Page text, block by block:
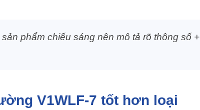
phẩm chiếu sáng nên mô tả rõ thông số +
V1WLF-7 tốt hơn loại